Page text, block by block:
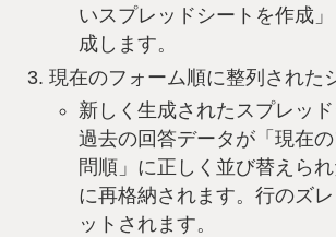
いスプレッドシートを作成
成します。
現在のフォーム順に整列された
新しく生成されたスプレッド
過去の回答データが「現在
問順」に正しく並び替えら
に再格納されます。行のズ
ットされます。